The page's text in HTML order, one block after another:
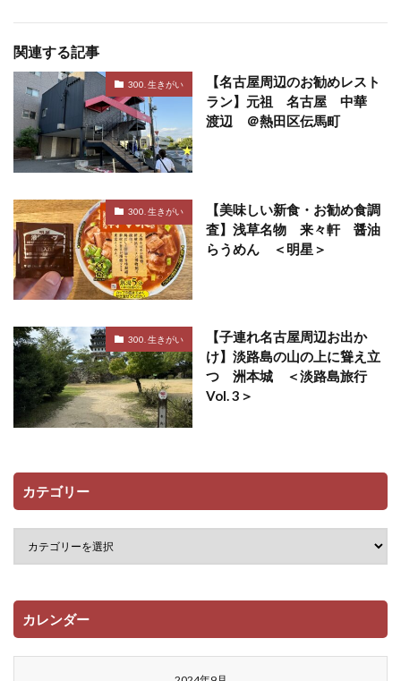
関連する記事
300. 生きがい
【名古屋周辺のお勧めレスト
ラン】元祖 名古屋 中華
渡辺 ＠熱田区伝馬町
300. 生きがい
【美味しい新食・お勧め食調
査】浅草名物 来々軒 醤油
らうめん ＜明星＞
300. 生きがい
【子連れ名古屋周辺お出か
け】淡路島の山の上に聳え立
つ 洲本城 ＜淡路島旅行
Vol. 3＞
カテゴリー
カレンダー